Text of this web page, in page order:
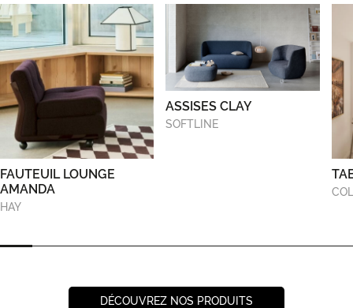
FAUTEUIL LOUNGE
AMANDA
HAY
ASSISES CLAY
SOFTLINE
DÉCOUVREZ NOS PRODUITS